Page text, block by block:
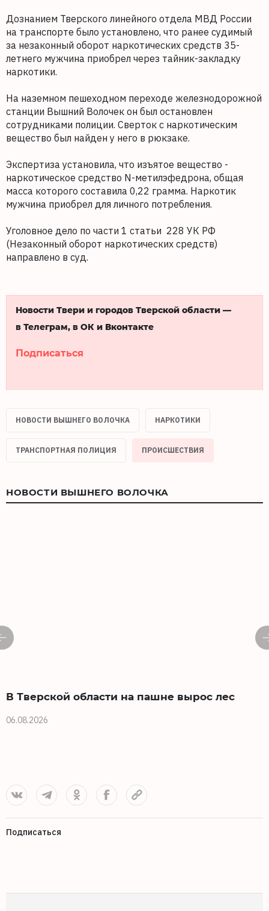
Дознанием Тверского линейного отдела МВД России
на транспорте было установлено, что ранее судимый
за незаконный оборот наркотических средств 35-
летнего мужчина приобрел через тайник-закладку
наркотики.
На наземном пешеходном переходе железнодорожной
станции Вышний Волочек он был остановлен
сотрудниками полиции. Сверток с наркотическим
вещество был найден у него в рюкзаке.
Экспертиза установила, что изъятое вещество -
наркотическое средство N-метилэфедрона, общая
масса которого составила 0,22 грамма. Наркотик
мужчина приобрел для личного потребления.
Уголовное дело по части 1 статьи 228 УК РФ
(Незаконный оборот наркотических средств)
направлено в суд.
Новости Твери и городов Тверской области —
в Телеграм, в ОК и Вконтакте
Подписаться
НОВОСТИ ВЫШНЕГО ВОЛОЧКА НАРКОТИКИ
ТРАНСПОРТНАЯ ПОЛИЦИЯ ПРОИСШЕСТВИЯ
НОВОСТИ ВЫШНЕГО ВОЛОЧКА
В Тверской области на пашне вырос лес
06.08.2026
Подписаться